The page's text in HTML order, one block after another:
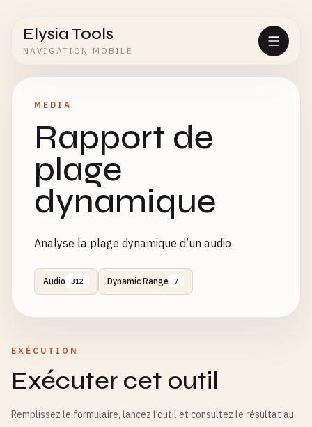
Elysia Tools
NAVIGATION MOBILE
MEDIA
Rapport de
plage
dynamique
Analyse la plage dynamique d’un audio
Audio 312 Dynamic Range 7
EXÉCUTION
Exécuter cet outil
Remplissez le formulaire, lancez l’outil et consultez le résultat au